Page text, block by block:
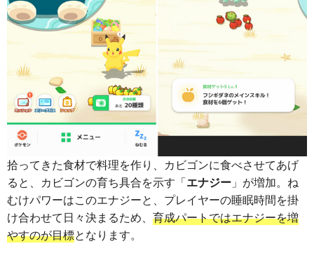
拾ってきた食材で料理を作り、カビゴンに食べさせてあげ
ると、カビゴンの育ち具合を示す「エナジー 」が増加。ね
むけパワーはこのエナジーと、プレイヤーの睡眠時間を掛
け合わせて日々決まるため、 育成パートではエナジーを増
やすのが目標となります。